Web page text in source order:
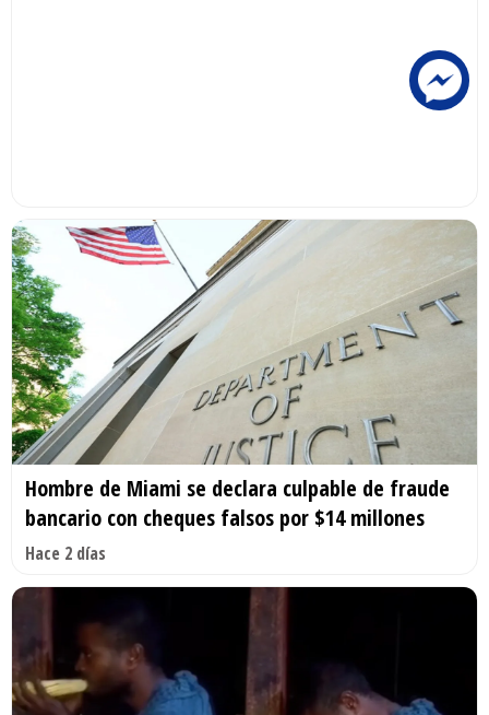
Hombre de Miami se declara culpable de fraude
bancario con cheques falsos por $14 millones
Hace 2 días